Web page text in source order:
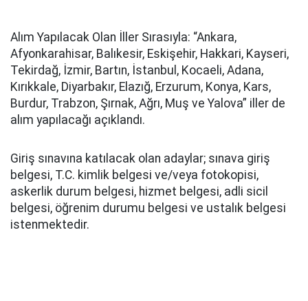
Alım Yapılacak Olan İller Sırasıyla: “Ankara,
Afyonkarahisar, Balıkesir, Eskişehir, Hakkari, Kayseri,
Tekirdağ, İzmir, Bartın, İstanbul, Kocaeli, Adana,
Kırıkkale, Diyarbakır, Elazığ, Erzurum, Konya, Kars,
Burdur, Trabzon, Şırnak, Ağrı, Muş ve Yalova” iller de
alım yapılacağı açıklandı.
Giriş sınavına katılacak olan adaylar; sınava giriş
belgesi, T.C. kimlik belgesi ve/veya fotokopisi,
askerlik durum belgesi, hizmet belgesi, adli sicil
belgesi, öğrenim durumu belgesi ve ustalık belgesi
istenmektedir.